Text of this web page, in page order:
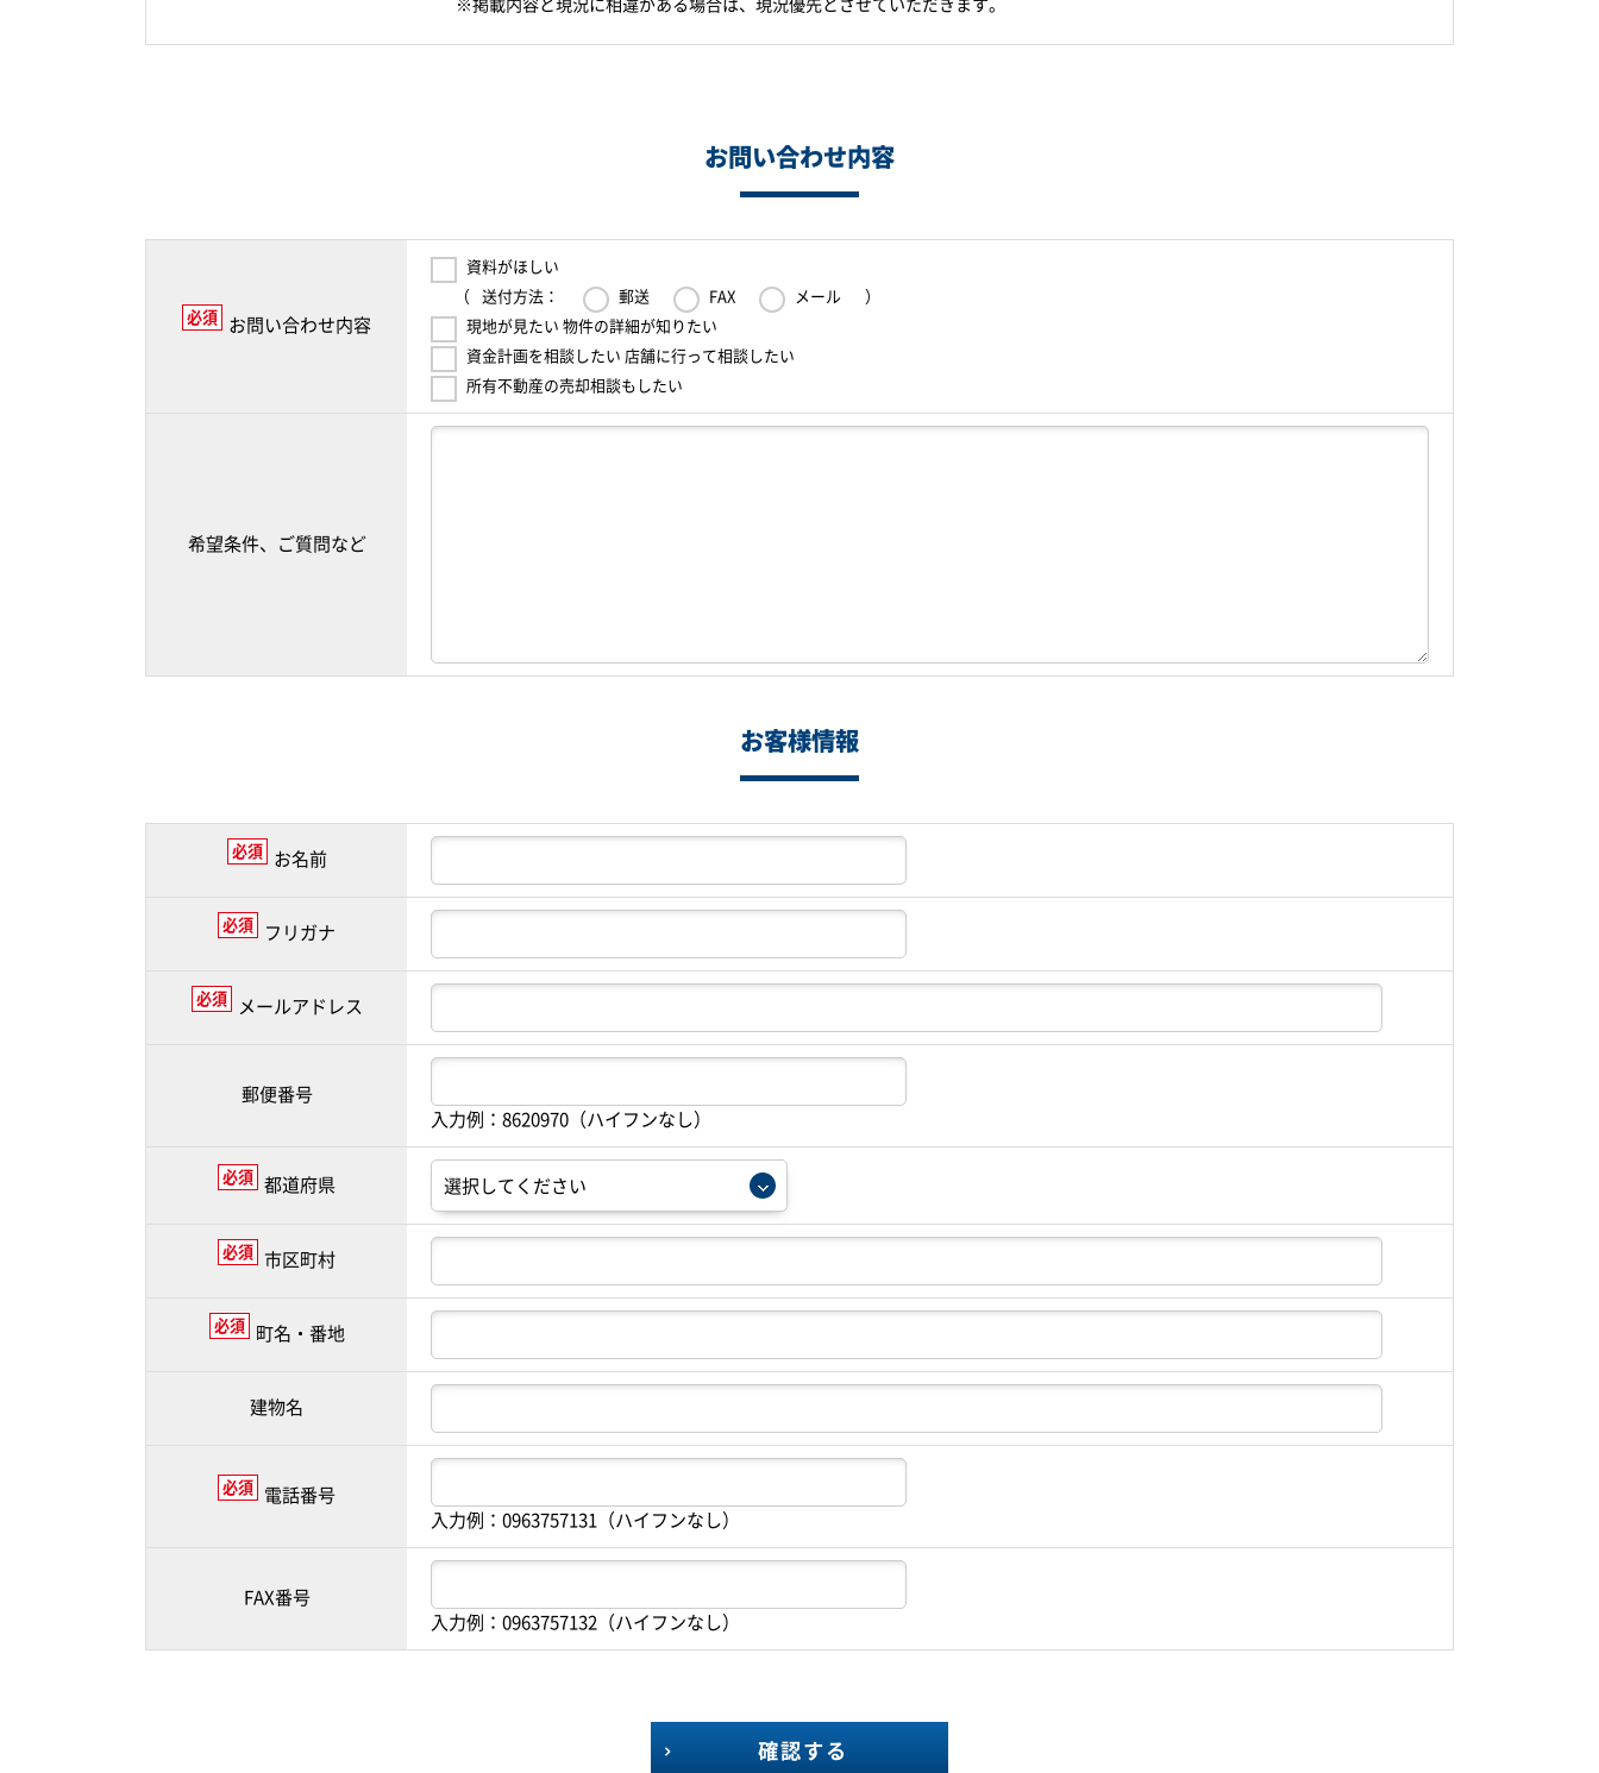
※掲載内容と現況に相違がある場合は、現況優先とさせていただきます。
お問い合わせ内容
必須 お問い合わせ内容
資料がほしい
（
送付方法： 郵送 FAX メール
）
現地が見たい 物件の詳細が知りたい
資金計画を相談したい 店舗に行って相談したい
所有不動産の売却相談もしたい
希望条件、ご質問など
お客様情報
必須 お名前
必須 フリガナ
必須 メールアドレス
郵便番号
入力例：8620970（ハイフンなし）
必須 都道府県
必須 市区町村
必須 町名・番地
建物名
必須
電話番号
入力例：0963757131（ハイフンなし）
FAX番号
入力例：0963757132（ハイフンなし）
確認する